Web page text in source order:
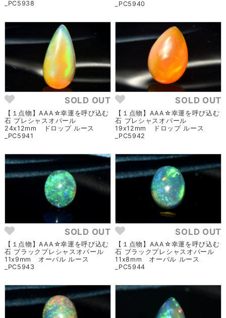
_PC5938 _PC5940
SOLD OUT
【１点物】AAA☆幸運を呼び込む
石 プレシャスオパール
24x12mm ドロップ ルース
_PC5941
SOLD OUT
【１点物】AAA☆幸運を呼び込む
石 プレシャスオパール
19x12mm ドロップ ルース
_PC5942
SOLD OUT
【１点物】AAA☆幸運を呼び込む
石 ブラックプレシャスオパール
11x9mm オーバル ルース
_PC5943
SOLD OUT
【１点物】AAA☆幸運を呼び込む
石 ブラックプレシャスオパール
11x8mm オーバル ルース
_PC5944